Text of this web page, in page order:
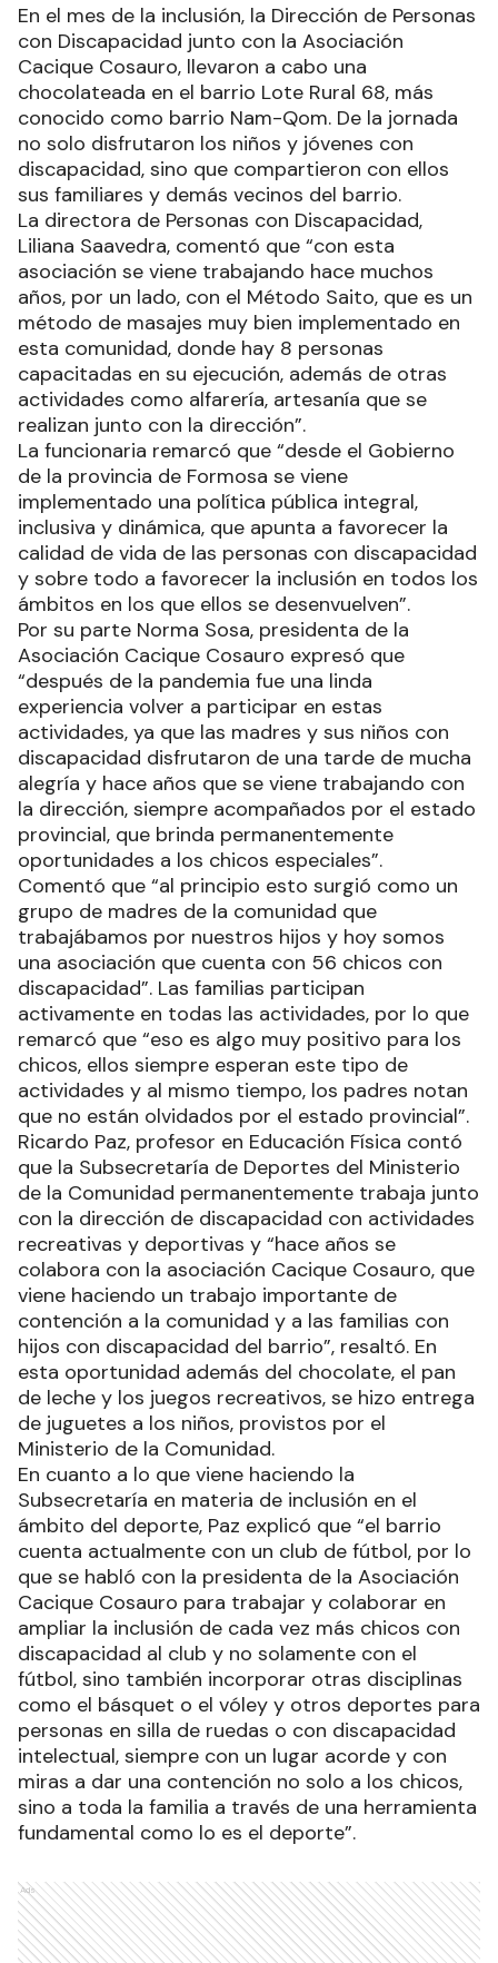
En el mes de la inclusión, la Dirección de Personas
con Discapacidad junto con la Asociación
Cacique Cosauro, llevaron a cabo una
chocolateada en el barrio Lote Rural 68, más
conocido como barrio Nam-Qom. De la jornada
no solo disfrutaron los niños y jóvenes con
discapacidad, sino que compartieron con ellos
sus familiares y demás vecinos del barrio.
La directora de Personas con Discapacidad,
Liliana Saavedra, comentó que “con esta
asociación se viene trabajando hace muchos
años, por un lado, con el Método Saito, que es un
método de masajes muy bien implementado en
esta comunidad, donde hay 8 personas
capacitadas en su ejecución, además de otras
actividades como alfarería, artesanía que se
realizan junto con la dirección”.
La funcionaria remarcó que “desde el Gobierno
de la provincia de Formosa se viene
implementado una política pública integral,
inclusiva y dinámica, que apunta a favorecer la
calidad de vida de las personas con discapacidad
y sobre todo a favorecer la inclusión en todos los
ámbitos en los que ellos se desenvuelven”.
Por su parte Norma Sosa, presidenta de la
Asociación Cacique Cosauro expresó que
“después de la pandemia fue una linda
experiencia volver a participar en estas
actividades, ya que las madres y sus niños con
discapacidad disfrutaron de una tarde de mucha
alegría y hace años que se viene trabajando con
la dirección, siempre acompañados por el estado
provincial, que brinda permanentemente
oportunidades a los chicos especiales”.
Comentó que “al principio esto surgió como un
grupo de madres de la comunidad que
trabajábamos por nuestros hijos y hoy somos
una asociación que cuenta con 56 chicos con
discapacidad”. Las familias participan
activamente en todas las actividades, por lo que
remarcó que “eso es algo muy positivo para los
chicos, ellos siempre esperan este tipo de
actividades y al mismo tiempo, los padres notan
que no están olvidados por el estado provincial”.
Ricardo Paz, profesor en Educación Física contó
que la Subsecretaría de Deportes del Ministerio
de la Comunidad permanentemente trabaja junto
con la dirección de discapacidad con actividades
recreativas y deportivas y “hace años se
colabora con la asociación Cacique Cosauro, que
viene haciendo un trabajo importante de
contención a la comunidad y a las familias con
hijos con discapacidad del barrio”, resaltó. En
esta oportunidad además del chocolate, el pan
de leche y los juegos recreativos, se hizo entrega
de juguetes a los niños, provistos por el
Ministerio de la Comunidad.
En cuanto a lo que viene haciendo la
Subsecretaría en materia de inclusión en el
ámbito del deporte, Paz explicó que “el barrio
cuenta actualmente con un club de fútbol, por lo
que se habló con la presidenta de la Asociación
Cacique Cosauro para trabajar y colaborar en
ampliar la inclusión de cada vez más chicos con
discapacidad al club y no solamente con el
fútbol, sino también incorporar otras disciplinas
como el básquet o el vóley y otros deportes para
personas en silla de ruedas o con discapacidad
intelectual, siempre con un lugar acorde y con
miras a dar una contención no solo a los chicos,
sino a toda la familia a través de una herramienta
fundamental como lo es el deporte”.
Ads